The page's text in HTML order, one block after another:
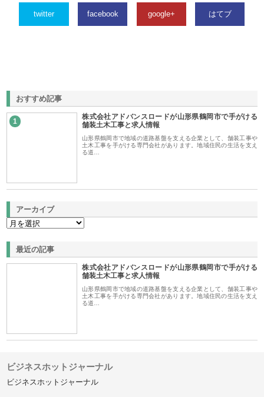
twitter facebook google+ はてブ
おすすめ記事
1
株式会社アドバンスロードが山形県鶴岡市で手がける
舗装土木工事と求人情報
山形県鶴岡市で地域の道路基盤を支える企業として、舗装工事や
土木工事を手がける専門会社があります。地域住民の生活を支え
る道…
アーカイブ
最近の記事
株式会社アドバンスロードが山形県鶴岡市で手がける
舗装土木工事と求人情報
山形県鶴岡市で地域の道路基盤を支える企業として、舗装工事や
土木工事を手がける専門会社があります。地域住民の生活を支え
る道…
ビジネスホットジャーナル
ビジネスホットジャーナル